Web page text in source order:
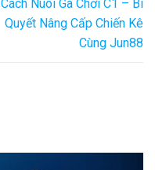
Cách Nuôi Gà Chơi C1 – Bí
Quyết Nâng Cấp Chiến Kê
Cùng Jun88